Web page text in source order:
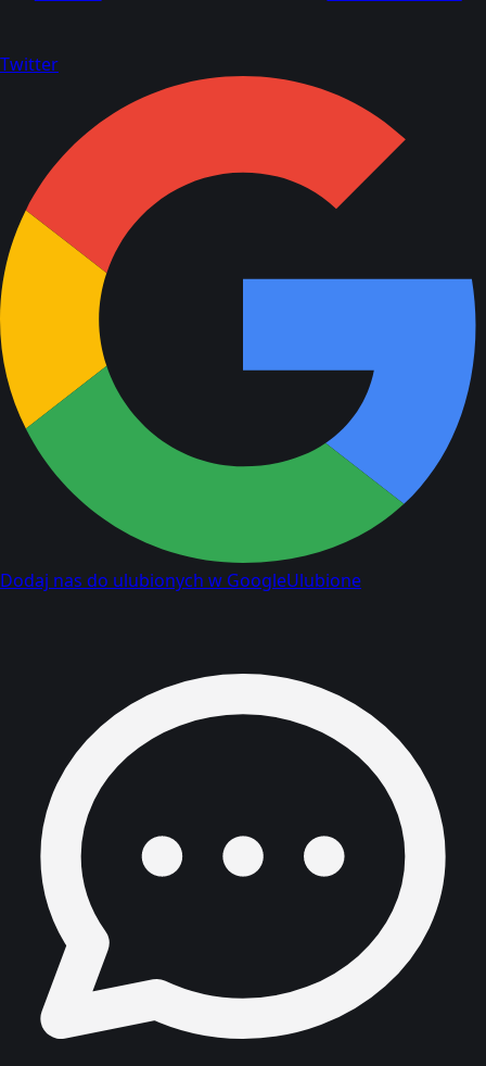
Twitter
Dodaj nas do ulubionych w GoogleUlubione